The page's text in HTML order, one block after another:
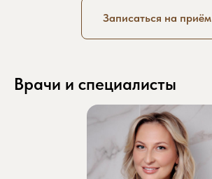
Записаться на приём
Врачи и специалисты
специалисты могут иметь ограниченное
количество свободных мест, поэтому